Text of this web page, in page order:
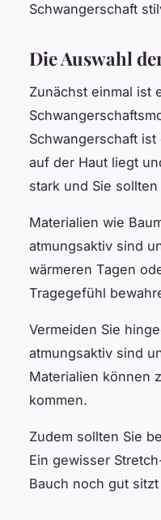
Schwangerschaft
Die Auswahl
Zunächst einmal ist
Schwangerschaft
auf der Haut liegt
stark und Sie
Materialien wie
atmungsaktiv sind
wärmeren Tagen
Tragegefühl
Vermeiden Sie
atmungsaktiv sind
Materialien können
kommen.
Zudem sollten Sie
Ein gewisser
Bauch noch gut